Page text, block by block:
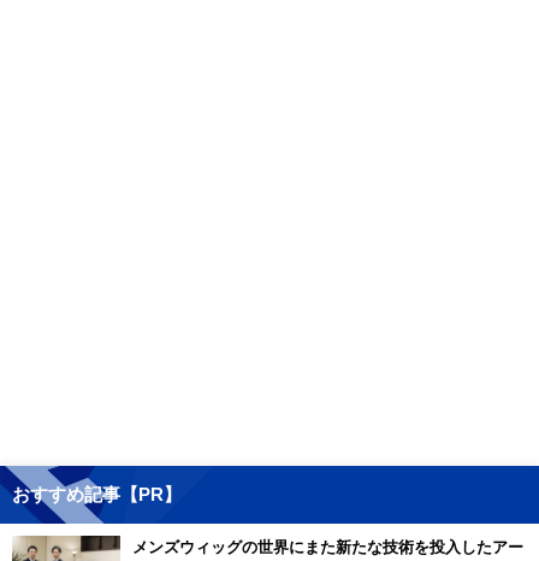
おすすめ記事【PR】
メンズウィッグの世界にまた新たな技術を投入したアー